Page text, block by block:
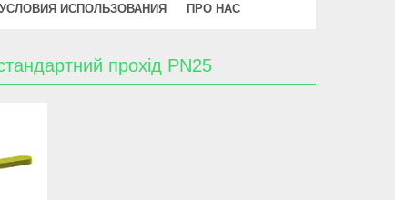
УСЛОВИЯ ИСПОЛЬЗОВАНИЯ ПРО НАС
прохід PN25